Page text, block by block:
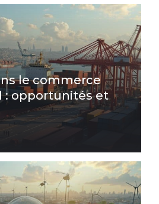
le commerce
: opportunités et